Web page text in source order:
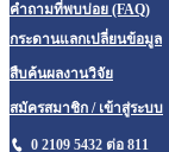
คำถามที่พบบ่อย (FAQ)
กระดานแลกเปลี่ยนข้อมูล
สืบค้นผลงานวิจัย
สมัครสมาชิก / เข้าสู่ระบบ
0 2109 5432 ต่อ 811